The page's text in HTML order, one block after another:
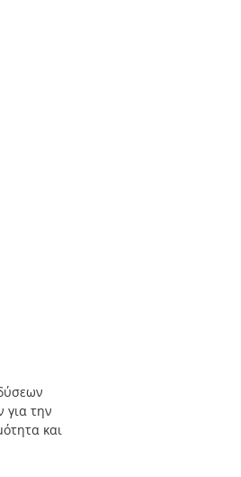
για την
και